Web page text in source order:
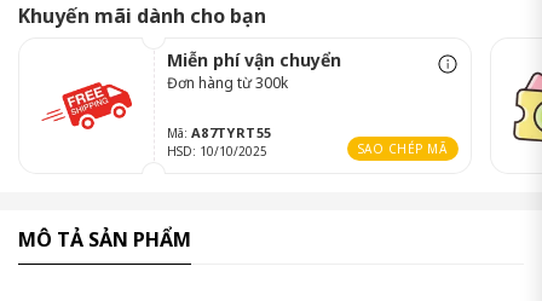
Khuyến mãi dành cho bạn
Miễn phí vận chuyển
Đơn hàng từ 300k
Mã: A87TYRT55
HSD: 10/10/2025 SAO CHÉP MÃ
MÔ TẢ SẢN PHẨM